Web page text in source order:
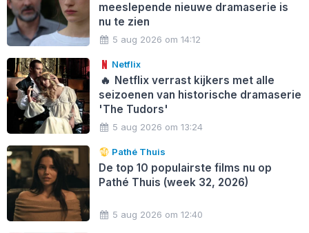
meeslepende nieuwe dramaserie is
nu te zien
5 aug 2026 om 14:12
Netflix
🔥 Netflix verrast kijkers met alle
seizoenen van historische dramaserie
'The Tudors'
5 aug 2026 om 13:24
Pathé Thuis
De top 10 populairste films nu op
Pathé Thuis (week 32, 2026)
5 aug 2026 om 12:40